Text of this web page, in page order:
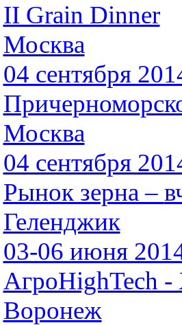
II Grain Dinner
Москва
04 сентября
Москва
04 сентября
Рынок зерна –
Геленджик
03-06 июня
АгроHighTech
Воронеж